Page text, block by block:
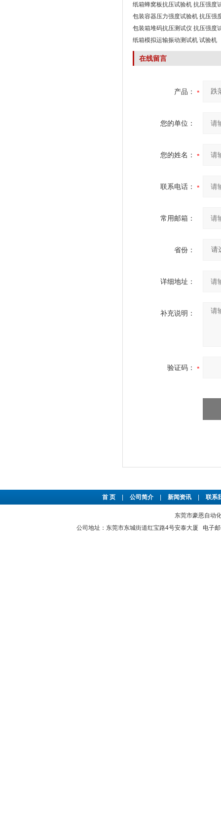
纸箱蜂窝板抗压试验机 抗压强度
包装容器压力强度试验机 抗压强
包装箱堆码抗压测试仪 抗压强度
纸箱模拟运输振动测试机 试验机
在线留言
产品：
您的单位：
您的姓名：
联系电话：
常用邮箱：
省份：
详细地址：
补充说明：
验证码：
首 页 公司简介 新闻资讯 联系
东莞市豪恩自动
公司地址：东莞市东城街道红宝路4号安泰大厦 电子